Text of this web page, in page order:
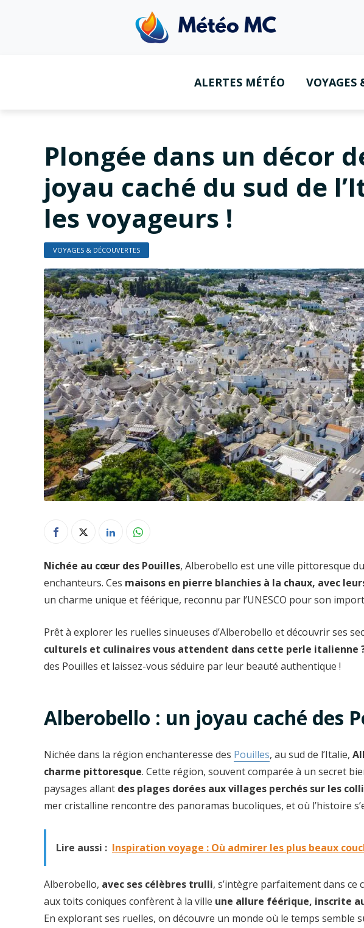
ALERTES MÉTÉO VOYAGES
Plongée dans un décor
joyau caché du sud de
les voyageurs !
VOYAGES & DÉCOUVERTES
Nichée au cœur des Pouilles, Alberobello est une ville pittoresque
enchanteurs. Ces maisons en pierre blanchies à la chaux, avec
un charme unique et féérique, reconnu par l’UNESCO pour son
Prêt à explorer les ruelles sinueuses d’Alberobello et découvrir ses
culturels et culinaires vous attendent dans cette perle italienne
des Pouilles et laissez-vous séduire par leur beauté authentique !
Alberobello : un joyau caché des
Nichée dans la région enchanteresse des Pouilles, au sud de l’Italie,
charme pittoresque. Cette région, souvent comparée à un secret
paysages allant des plages dorées aux villages perchés sur les
mer cristalline rencontre des panoramas bucoliques, et où l’histoire
Lire aussi : Inspiration voyage : Où admirer les plus beaux
Alberobello, avec ses célèbres trulli, s’intègre parfaitement dans ce
aux toits coniques confèrent à la ville une allure féérique, inscrite
En explorant ses ruelles, on découvre un monde où le temps semble